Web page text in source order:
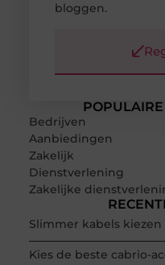
Bedrijven
Aanbiedingen
Zakelijk
Dienstverlening
Zakelijke
Slimmer kabels
Kies de beste cabrio-
bloggen.